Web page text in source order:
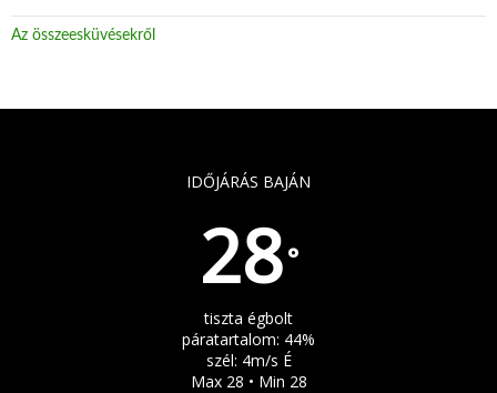
Az összeesküvésekről
IDŐJÁRÁS BAJÁN
28°
tiszta égbolt
páratartalom: 44%
szél: 4m/s É
Max 28 • Min 28